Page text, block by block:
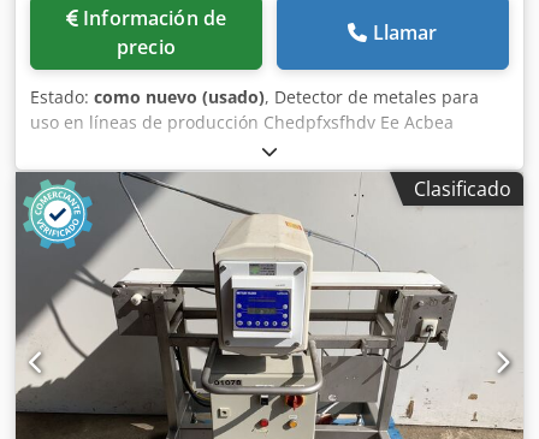
Información de
precio
Llamar
Estado: como nuevo (usado), Detector de metales para
uso en líneas de producción Chedpfxsfhdv Ee Acbea
Modelo: Met30+ Estructura de acero inoxidable, cinta
transportadora de eslabones, dimensiones de la cinta:
1900 mm x 80 mm, abertura: 140 mm x 300 mm, 3 fases.
Clasificado